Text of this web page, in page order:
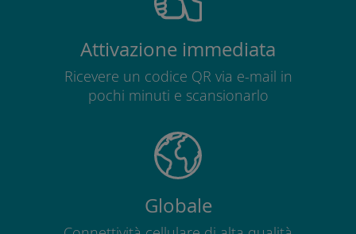
Attivazione immediata
Ricevere un codice QR via e-mail in
pochi minuti e scansionarlo
Globale